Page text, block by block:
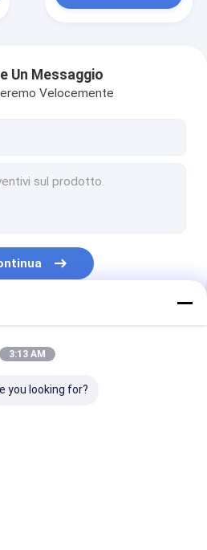
di carta copiativa
del rotolo
di carta
Un Messaggio
Velocemente
3:13 AM
you looking for?